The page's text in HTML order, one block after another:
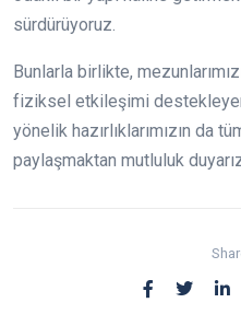
sürdürüyoruz.
Bunlarla birlikte,
fiziksel etkileşimi
yönelik hazırlıklarımızın da
paylaşmaktan mutluluk